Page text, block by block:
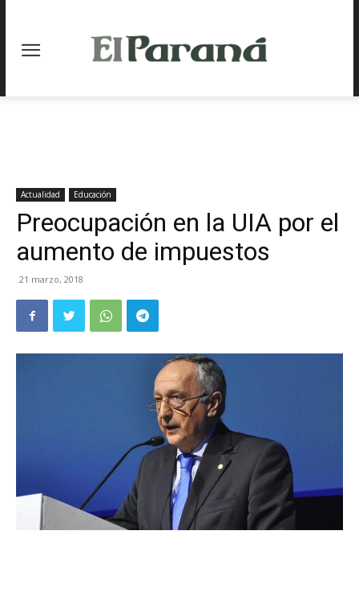
Actualidad Educación
Preocupación en la UIA por el
aumento de impuestos
21 marzo, 2018